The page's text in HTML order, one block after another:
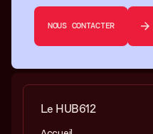
NOUS CONTACTER
Le HUB612